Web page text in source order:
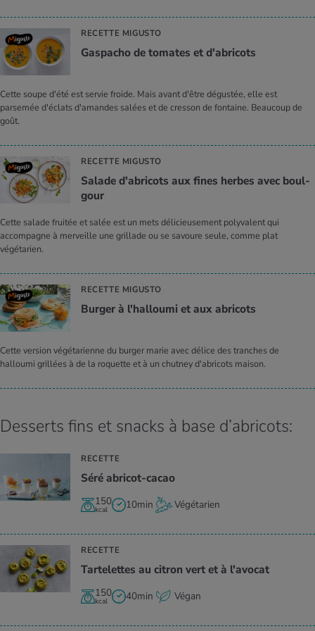
RECETTE MIGUSTO
Gas­pa­cho de tomates et d'abri­cots
Cette soupe d'été est servie froide. Mais avant d'être dégustée, elle est
parsemée d'éclats d'amandes salées et de cresson de fontaine. Beaucoup de
goût.
RECETTE MIGUSTO
Salade d'abri­cots aux fines herbes avec boul­
gour
Cette salade fruitée et salée est un mets délicieusement polyvalent qui
accompagne à merveille une grillade ou se savoure seule, comme plat
végétarien.
RECETTE MIGUSTO
Bur­ger à l'hal­loumi et aux abri­cots
Cette version végétarienne du burger marie avec délice des tranches de
halloumi grillées à de la roquette et à un chutney d'abricots maison.
Desserts fins et snacks à base d’abricots:
RECETTE
Séré abri­cot-cacao
150
kcal 10min Végétarien
RECETTE
Tar­te­lettes au citron vert et à l'avo­cat
150
kcal 40min Végan